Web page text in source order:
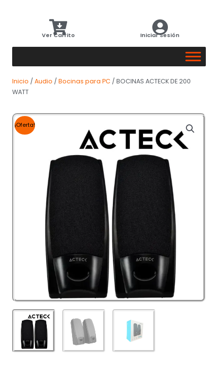
Ver Carrito Iniciar Sesión
Inicio / Audio / Bocinas para PC / BOCINAS ACTECK DE 200
WATT
¡Oferta!